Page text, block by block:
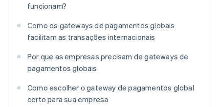
funcionam?
Como os gateways de pagamentos globais
facilitam as transações internacionais
Por que as empresas precisam de gateways de
pagamentos globais
Como escolher o gateway de pagamentos global
certo para sua empresa